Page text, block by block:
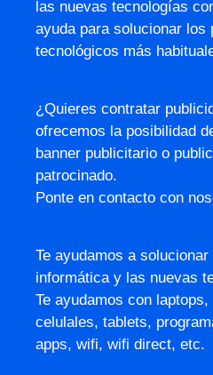
las nuevas tecnologías
ayuda para solucionar los
tecnológicos más
¿Quieres contratar
ofrecemos la posibilidad
banner publicitario o
patrocinado.
Ponte en contacto con
Te ayudamos a
informática y las nuevas
Te ayudamos con
celulales, tablets,
apps, wifi, wifi direct, etc.